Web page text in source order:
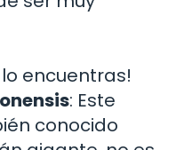
encuentras!
: Este
conocido